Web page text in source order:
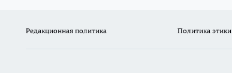
Редакционная политика Политика этики